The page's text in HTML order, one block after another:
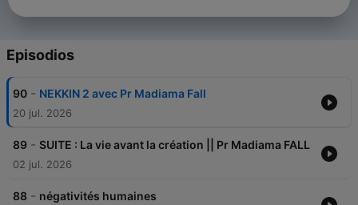
Episodios
90 - NEKKIN 2 avec Pr Madiama Fall
20 jul. 2026
89 - SUITE : La vie avant la création || Pr Madiama FALL
02 jul. 2026
88 - négativités humaines